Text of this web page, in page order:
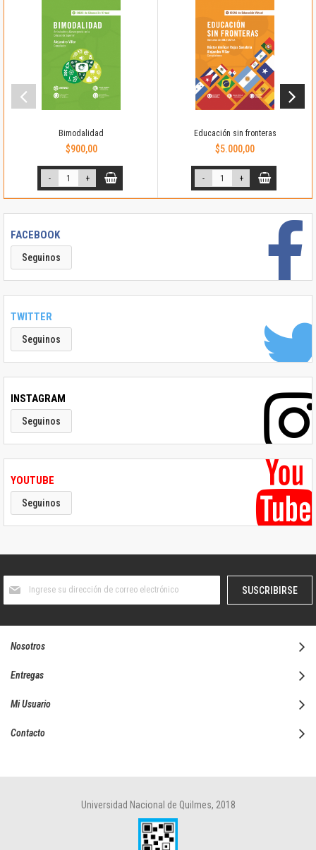
Bimodalidad
$900,00
- +
Educación sin fronteras
$5.000,00
- +
FACEBOOK
Seguinos
TWITTER
Seguinos
INSTAGRAM
Seguinos
YOUTUBE
Seguinos
boletín
SUSCRIBIRSE
Nosotros
Entregas
Mi Usuario
Contacto
Universidad Nacional de Quilmes, 2018